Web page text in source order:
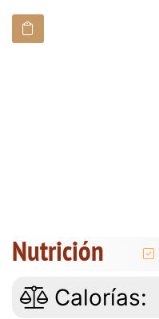
Nutrición
Calorías: